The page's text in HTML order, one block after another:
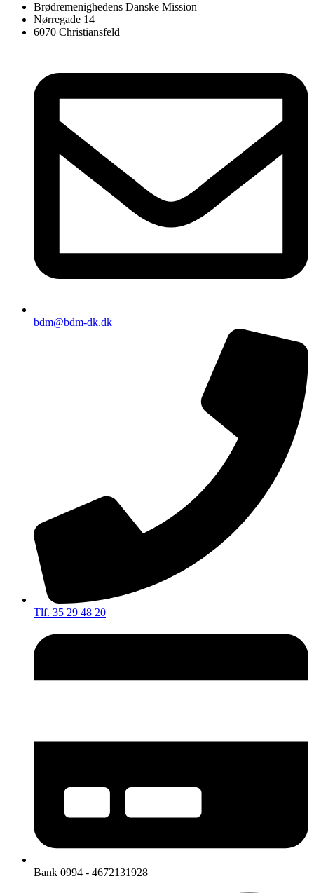
Brødremenighedens Danske Mission
Nørregade 14
6070 Christiansfeld
bdm@bdm-dk.dk
Tlf. 35 29 48 20
Bank 0994 - 4672131928